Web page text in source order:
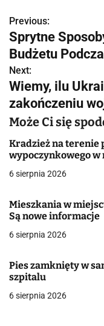
N
a
w
i
g
a
c
a
w
i
s
Previous:
Sprytne
Budżetu
Next:
Wiemy, ilu
zakończeniu
Może Ci się
Kradzież na terenie
wypoczynkowego w
6 sierpnia 2026
Mieszkania w
Są nowe informacje
6 sierpnia 2026
Pies zamknięty w
szpitalu
6 sierpnia 2026